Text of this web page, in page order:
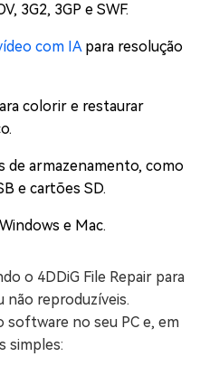
3G2, 3GP e SWF.
com IA para resolução
colorir e restaurar
de armazenamento, como
e cartões SD.
e Mac.
o 4DDiG File Repair para
não reproduzíveis.
software no seu PC e, em
simples: